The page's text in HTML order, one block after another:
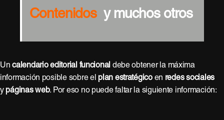
Contenidosy muchos otros
Uncalendario editorial funcional debe obtener la máxima
información posible sobre el
plan estratégicoen redes sociales
y páginas web. Por eso no puede faltar la siguiente información: